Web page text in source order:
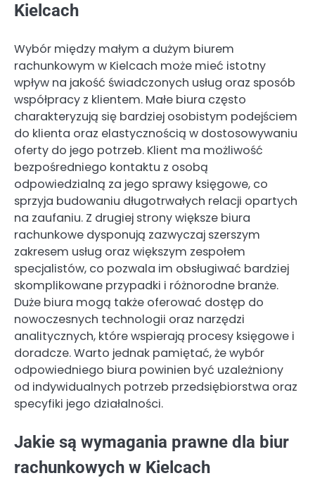
Kielcach
Wybór między małym a dużym biurem
rachunkowym w Kielcach może mieć istotny
wpływ na jakość świadczonych usług oraz sposób
współpracy z klientem. Małe biura często
charakteryzują się bardziej osobistym podejściem
do klienta oraz elastycznością w dostosowywaniu
oferty do jego potrzeb. Klient ma możliwość
bezpośredniego kontaktu z osobą
odpowiedzialną za jego sprawy księgowe, co
sprzyja budowaniu długotrwałych relacji opartych
na zaufaniu. Z drugiej strony większe biura
rachunkowe dysponują zazwyczaj szerszym
zakresem usług oraz większym zespołem
specjalistów, co pozwala im obsługiwać bardziej
skomplikowane przypadki i różnorodne branże.
Duże biura mogą także oferować dostęp do
nowoczesnych technologii oraz narzędzi
analitycznych, które wspierają procesy księgowe i
doradcze. Warto jednak pamiętać, że wybór
odpowiedniego biura powinien być uzależniony
od indywidualnych potrzeb przedsiębiorstwa oraz
specyfiki jego działalności.
Jakie są wymagania prawne dla biur
rachunkowych w Kielcach